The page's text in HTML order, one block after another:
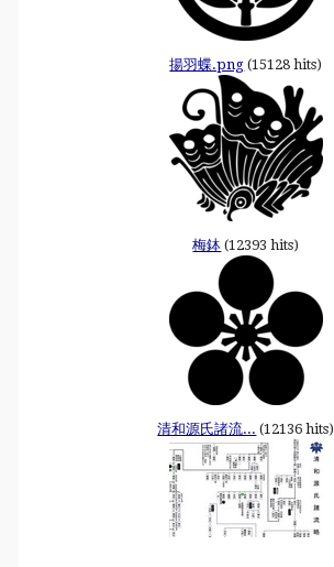
揚羽蝶.png (15128 hits)
梅鉢 (12393 hits)
清和源氏諸流... (12136 hits)